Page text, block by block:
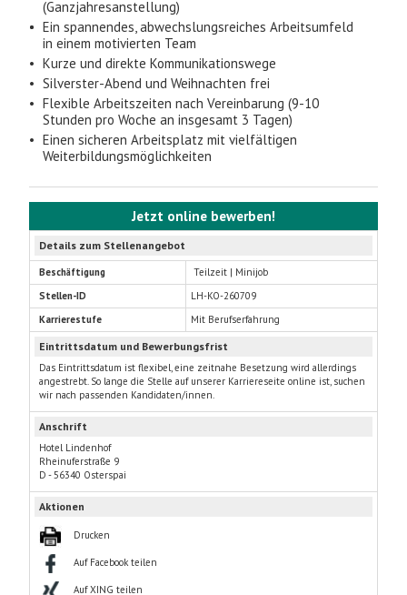
(Ganzjahresanstellung)
Ein spannendes, abwechslungsreiches Arbeitsumfeld
in einem motivierten Team
Kurze und direkte Kommunikationswege
Silverster-Abend und Weihnachten frei
Flexible Arbeitszeiten nach Vereinbarung (9-10
Stunden pro Woche an insgesamt 3 Tagen)
Einen sicheren Arbeitsplatz mit vielfältigen
Weiterbildungsmöglichkeiten
Jetzt online bewerben!
Details zum Stellenangebot
Beschäftigung
Teilzeit | Minijob
Stellen-ID
LH-KO-260709
Karrierestufe
Mit Berufserfahrung
Eintrittsdatum und Bewerbungsfrist
Das Eintrittsdatum ist flexibel, eine zeitnahe Besetzung wird allerdings
angestrebt. So lange die Stelle auf unserer Karriereseite online ist, suchen
wir nach passenden Kandidaten/innen.
Anschrift
Hotel Lindenhof
Rheinuferstraße 9
D - 56340 Osterspai
Aktionen
Drucken
Auf Facebook teilen
Auf XING teilen